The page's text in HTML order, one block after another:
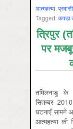
आत्‍महत्‍या,
Tagged:कपड़ा
त्रिपुर
पर
तमिलनाडु
सितम्बर
घटनाएँ सामने
आत्महत्या की